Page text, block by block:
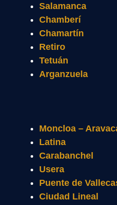
Salamanca
Chamberí
Chamartín
Retiro
Tetuán
Arganzuela
Moncloa –
Latina
Carabanchel
Usera
Puente de
Ciudad Lineal